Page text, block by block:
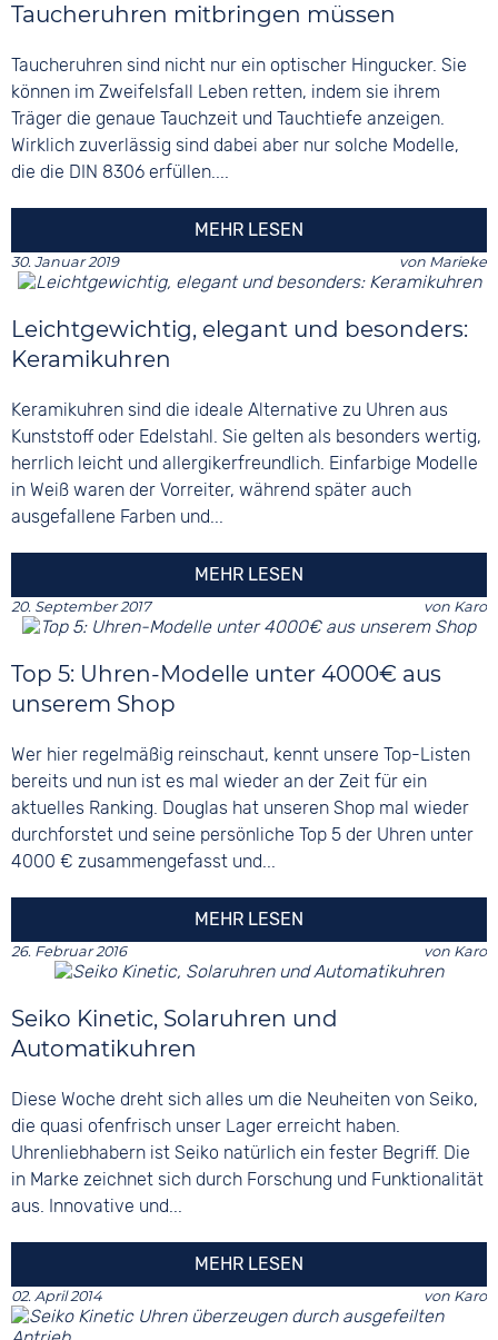
Taucheruhren mitbringen müssen
Taucheruhren sind nicht nur ein optischer Hingucker. Sie
können im Zweifelsfall Leben retten, indem sie ihrem
Träger die genaue Tauchzeit und Tauchtiefe anzeigen.
Wirklich zuverlässig sind dabei aber nur solche Modelle,
die die DIN 8306 erfüllen....
MEHR LESEN
30. Januar 2019 von Marieke
Leichtgewichtig, elegant und besonders:
Keramikuhren
Keramikuhren sind die ideale Alternative zu Uhren aus
Kunststoff oder Edelstahl. Sie gelten als besonders wertig,
herrlich leicht und allergikerfreundlich. Einfarbige Modelle
in Weiß waren der Vorreiter, während später auch
ausgefallene Farben und...
MEHR LESEN
20. September 2017 von Karo
Top 5: Uhren-Modelle unter 4000€ aus
unserem Shop
Wer hier regelmäßig reinschaut, kennt unsere Top-Listen
bereits und nun ist es mal wieder an der Zeit für ein
aktuelles Ranking. Douglas hat unseren Shop mal wieder
durchforstet und seine persönliche Top 5 der Uhren unter
4000 € zusammengefasst und...
MEHR LESEN
26. Februar 2016 von Karo
Seiko Kinetic, Solaruhren und
Automatikuhren
Diese Woche dreht sich alles um die Neuheiten von Seiko,
die quasi ofenfrisch unser Lager erreicht haben.
Uhrenliebhabern ist Seiko natürlich ein fester Begriff. Die
in Marke zeichnet sich durch Forschung und Funktionalität
aus. Innovative und...
MEHR LESEN
02. April 2014 von Karo